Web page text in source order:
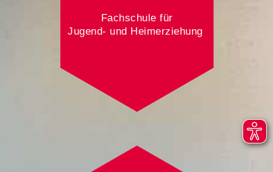
Fachschule für
Jugend- und Heimerziehung